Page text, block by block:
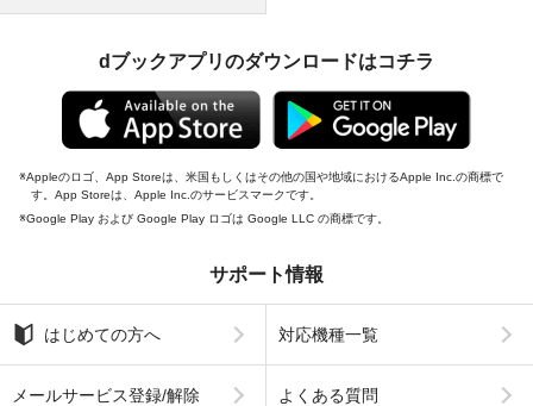
dブックアプリのダウンロードはコチラ
Appleのロゴ、App Storeは、米国もしくはその他の国や地域におけるApple Inc.の商標で
す。App Storeは、Apple Inc.のサービスマークです。
Google Play および Google Play ロゴは Google LLC の商標です。
サポート情報
はじめての方へ 対応機種一覧
メールサービス登録/解除 よくある質問